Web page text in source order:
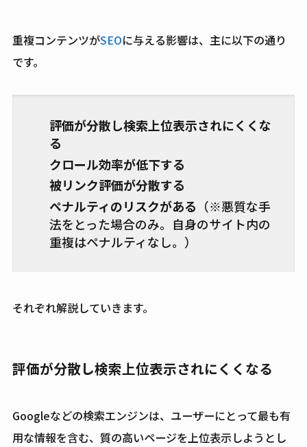
重複コンテンツがSEOに与える影響は、主に以下の通り
です。
評価が分散し検索上位表示されにくくな
る
クロール効率が低下する
被リンク評価が分散する
ペナルティのリスクがある （※悪質な手
法をとった場合のみ。自身のサイト内の
重複はペナルティなし。）
それぞれ解説していきます。
評価が分散し検索上位表示されにくくなる
Googleなどの検索エンジンは、ユーザーにとって最も有
用な情報を含む、質の高いページを上位表示しようとし